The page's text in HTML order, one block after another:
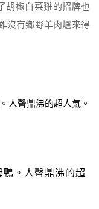
胡椒白菜雞的招牌也
沒有鄉野羊肉爐來得
鴨。人聲鼎沸的超